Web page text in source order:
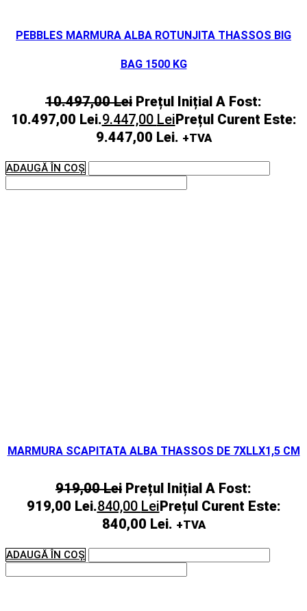
PEBBLES MARMURA ALBA ROTUNJITA THASSOS BIG
BAG 1500 KG
10.497,00Lei Prețul Inițial A Fost:
10.497,00 Lei.9.447,00 LeiPrețul Curent Este:
9.447,00 Lei. +TVA
ADAUGĂ ÎN COȘ
MARMURA SCAPITATA ALBA THASSOS DE 7XLLX1,5 CM
919,00Lei Prețul Inițial A Fost:
919,00 Lei.840,00 LeiPrețul Curent Este:
840,00 Lei. +TVA
ADAUGĂ ÎN COȘ